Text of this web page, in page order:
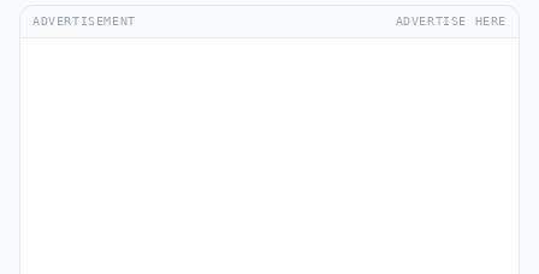
ADVERTISEMENT ADVERTISE HERE